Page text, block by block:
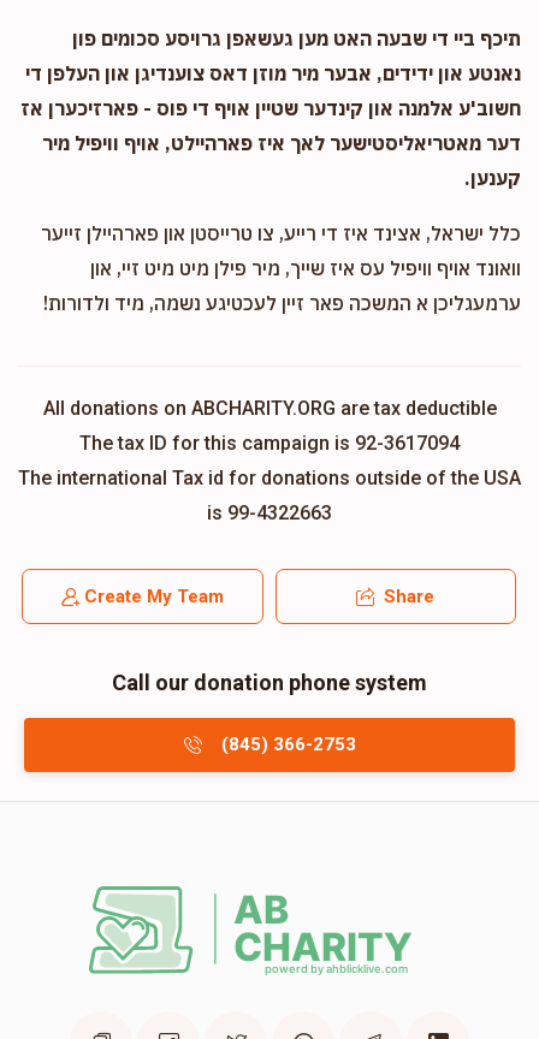
תיכף ביי די שבעה האט מען געשאפן גרויסע סכומים פון
נאנטע און ידידים, אבער מיר מוזן דאס צוענדיגן און העלפן די
חשוב'ע אלמנה און קינדער שטיין אויף די פוס - פארזיכערן אז
דער מאטריאליסטישער לאך איז פארהיילט, אויף וויפיל מיר
קענען.
כלל ישראל, אצינד איז די רייע, צו טרייסטן און פארהיילן זייער
וואונד אויף וויפיל עס איז שייך, מיר פילן מיט מיט זיי, און
ערמעגליכן א המשכה פאר זיין לעכטיגע נשמה, מיד ולדורות!
All donations on ABCHARITY.ORG are tax deductible
The tax ID for this campaign is 92-3617094
The international Tax id for donations outside of the USA
is 99-4322663
Create My Team Share
Call our donation phone system
(845) 366-2753